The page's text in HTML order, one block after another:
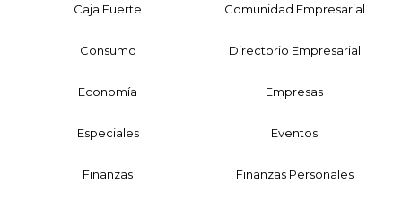
Caja Fuerte Comunidad Empresarial
Consumo Directorio Empresarial
Economía Empresas
Especiales Eventos
Finanzas Finanzas Personales